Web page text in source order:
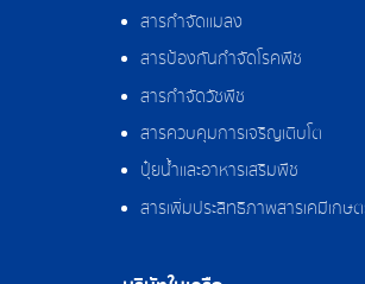
สารกำจัดแมลง
สารป้องกันกำจัดโรคพืช
สารกำจัดวัชพืช
สารควบคุมการเจริญเติบโต
ปุ๋ยน้ำและอาหารเสริมพืช
สารเพิ่มประสิทธิภาพสารเคมีเกษ